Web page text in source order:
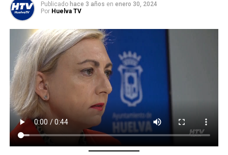
Publicado hace 3 años en enero 30, 2024
Por Huelva TV